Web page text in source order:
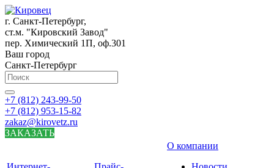
г. Санкт-Петербург,
ст.м. "Кировский Завод"
пер. Химический 1П, оф.301
Ваш город
Санкт-Петербург
+7 (812) 243-99-50
+7 (812) 953-15-82
zakaz@kirovetz.ru
ЗАКАЗАТЬ
О компании